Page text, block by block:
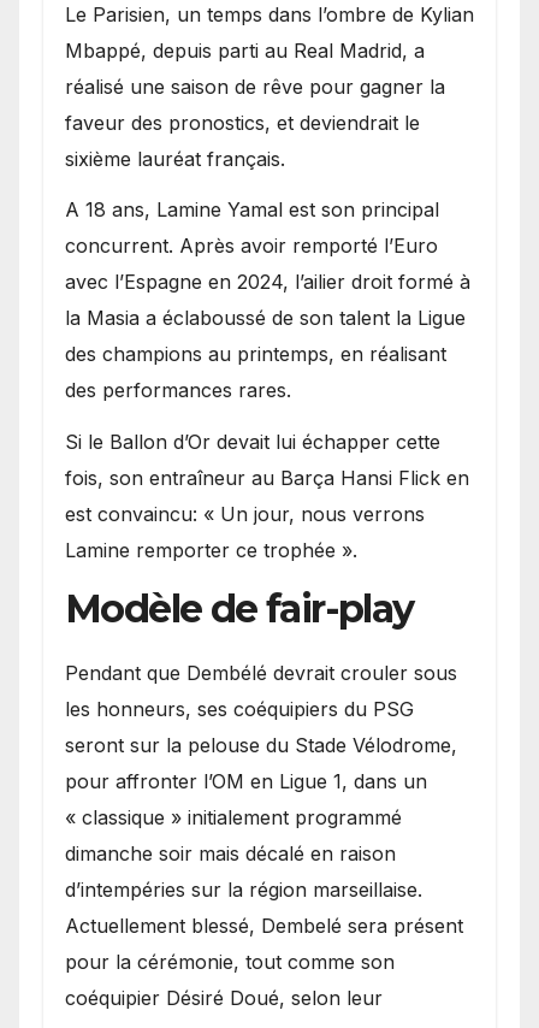
Le Parisien, un temps dans l’ombre de Kylian
Mbappé, depuis parti au Real Madrid, a
réalisé une saison de rêve pour gagner la
faveur des pronostics, et deviendrait le
sixième lauréat français.
A 18 ans, Lamine Yamal est son principal
concurrent. Après avoir remporté l’Euro
avec l’Espagne en 2024, l’ailier droit formé à
la Masia a éclaboussé de son talent la Ligue
des champions au printemps, en réalisant
des performances rares.
Si le Ballon d’Or devait lui échapper cette
fois, son entraîneur au Barça Hansi Flick en
est convaincu: « Un jour, nous verrons
Lamine remporter ce trophée ».
Modèle de fair-play
Pendant que Dembélé devrait crouler sous
les honneurs, ses coéquipiers du PSG
seront sur la pelouse du Stade Vélodrome,
pour affronter l’OM en Ligue 1, dans un
« classique » initialement programmé
dimanche soir mais décalé en raison
d’intempéries sur la région marseillaise.
Actuellement blessé, Dembelé sera présent
pour la cérémonie, tout comme son
coéquipier Désiré Doué, selon leur